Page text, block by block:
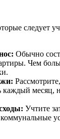
следует
Обычно
Чем
каждый месяц,
Учтите